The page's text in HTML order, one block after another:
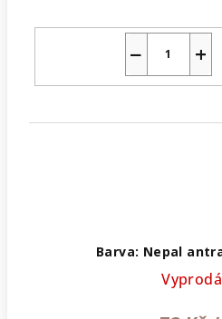
+
−
Barva: Nepal